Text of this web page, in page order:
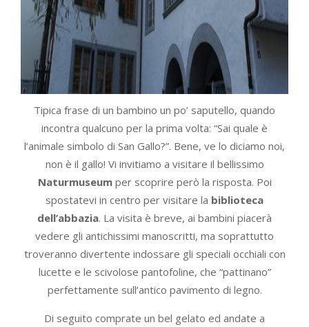
Tipica frase di un bambino un po’ saputello, quando
incontra qualcuno per la prima volta: “Sai quale è
l’animale simbolo di San Gallo?”. Bene, ve lo diciamo noi,
non è il gallo! Vi invitiamo a visitare il bellissimo
Naturmuseumper scoprire però la risposta. Poi
spostatevi in centro per visitare la biblioteca
dell’abbazia. La visita è breve, ai bambini piacerà
vedere gli antichissimi manoscritti, ma soprattutto
troveranno divertente indossare gli speciali occhiali con
lucette e le scivolose pantofoline, che “pattinano”
perfettamente sull’antico pavimento di legno.
Di seguito comprate un bel gelato ed andate a